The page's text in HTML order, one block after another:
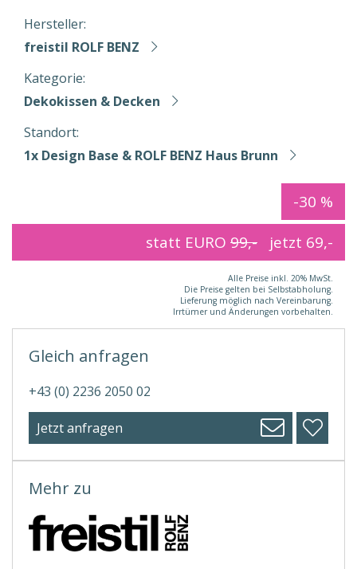
Hersteller:
freistil ROLF BENZ
Kategorie:
Dekokissen & Decken
Standort:
1x Design Base & ROLF BENZ Haus Brunn
-30 %
statt EURO 99,- jetzt 69,-
Alle Preise inkl. 20% MwSt.
Die Preise gelten bei Selbstabholung.
Lieferung möglich nach Vereinbarung.
Irrtümer und Änderungen vorbehalten.
Mehr zu
Gleich anfragen
+43 (0) 2236 2050 02
Jetzt anfragen